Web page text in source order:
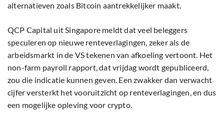
alternatieven zoals Bitcoin aantrekkelijker maakt.
QCP Capital uit Singapore meldt dat veel beleggers
speculeren op nieuwe renteverlagingen, zeker als de
arbeidsmarkt in de VS tekenen van afkoeling vertoont. Het
non-farm payroll rapport, dat vrijdag wordt gepubliceerd,
zou die indicatie kunnen geven. Een zwakker dan verwacht
cijfer versterkt het vooruitzicht op renteverlagingen, en dus
een mogelijke opleving voor crypto.